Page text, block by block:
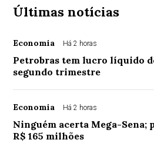
Últimas notícias
Economia Há 2 horas
Petrobras tem lucro líquido
segundo trimestre
Economia Há 2 horas
Ninguém acerta Mega-Sena;
R$ 165 milhões